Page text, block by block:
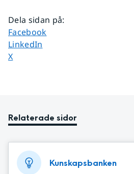
Dela sidan på:
Dela sidan på
Facebook
Dela sidan på
LinkedIn
Dela sidan på
X
Relaterade sidor
Kunskapsbanken